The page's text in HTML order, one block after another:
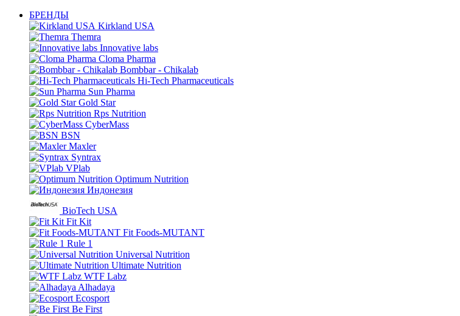
БРЕНДЫ
Kirkland USA
Themra
Innovative labs
Cloma Pharma
Bombbar - Chikalab
Hi-Tech Pharmaceuticals
Sun Pharma
Gold Star
Rps Nutrition
CyberMass
BSN
Maxler
Syntrax
VPlab
Optimum Nutrition
Индонезия
BioTech USA
Fit Kit
Fit Foods-MUTANT
Rule 1
Universal Nutrition
Ultimate Nutrition
WTF Labz
Alhadaya
Ecosport
Be First